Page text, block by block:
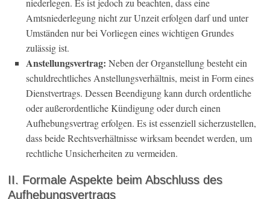
niederlegen. Es ist jedoch zu beachten, dass eine
Amtsniederlegung nicht zur Unzeit erfolgen darf und unter
Umständen nur bei Vorliegen eines wichtigen Grundes
zulässig ist.
Anstellungsvertrag: Neben der Organstellung besteht ein
schuldrechtliches Anstellungsverhältnis, meist in Form eines
Dienstvertrags. Dessen Beendigung kann durch ordentliche
oder außerordentliche Kündigung oder durch einen
Aufhebungsvertrag erfolgen. Es ist essenziell sicherzustellen,
dass beide Rechtsverhältnisse wirksam beendet werden, um
rechtliche Unsicherheiten zu vermeiden.
II. Formale Aspekte beim Abschluss des
Aufhebungsvertrags